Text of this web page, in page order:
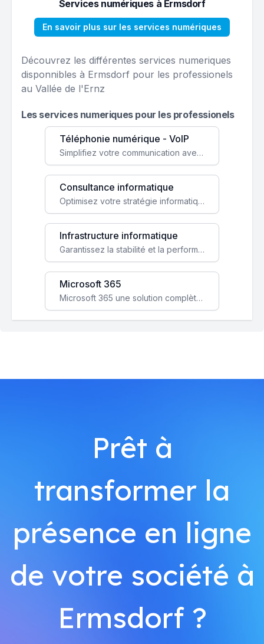
Services numériques à Ermsdorf
En savoir plus sur les services numériques
Découvrez les différentes services numeriques
disponnibles à Ermsdorf pour les professionels
au Vallée de l'Ernz
Les services numeriques pour les professionels
Téléphonie numérique - VoIP
Simplifiez votre communication avec une solution VoIP flexible, économique et adaptée à vos besoins professionnels.
Consultance informatique
Optimisez votre stratégie informatique avec l'expertise de nos consultants pour améliorer votre efficacité et sécurité.
Infrastructure informatique
Garantissez la stabilité et la performance de votre entreprise avec une infrastructure IT sécurisée et évolutive.
Microsoft 365
Microsoft 365 une solution complète qui booste votre productivité, renforce la sécurité de vos données et facilite la collaboration.
Prêt à
transformer la
présence en ligne
de votre société à
Ermsdorf ?